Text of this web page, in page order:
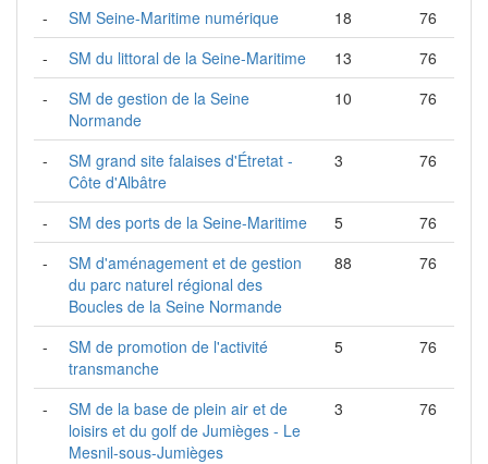
-
SM Seine-Maritime numérique 18
76
-
SM du littoral de la Seine-Maritime 13
76
-
SM de gestion de la Seine
Normande
10 76
-
SM grand site falaises d'Étretat -
Côte d'Albâtre
3 76
- SM des ports de la Seine-Maritime 5
76
-
SM d'aménagement et de gestion
du parc naturel régional des
Boucles de la Seine Normande
88 76
-
SM de promotion de l'activité
transmanche
5 76
-
SM de la base de plein air et de
loisirs et du golf de Jumièges - Le
Mesnil-sous-Jumièges
3 76